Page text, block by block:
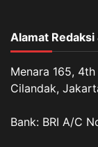
Alamat Redaksi
Menara 165,
Cilandak,
Bank: BRI A/C